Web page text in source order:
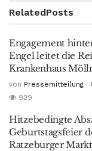
RelatedPosts
Engagement
Engel leitet die
Krankenhaus
von Pressemitteilung
929
Hitzebedingte
Geburtstagsfeier
Ratzeburger